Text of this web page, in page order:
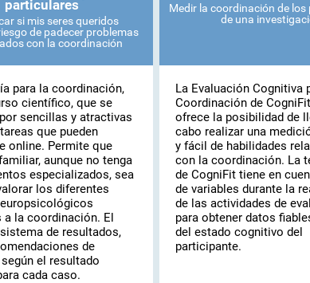
particulares
si mis seres queridos
de padecer problemas
con la coordinación
para la coordinación,
científico, que se
sencillas y atractivas
que pueden
online. Permite que
aunque no tenga
especializados, sea
los diferentes
a la coordinación. El
de resultados,
de
el resultado
cada caso.
Medir la coordinación de
de una
La Evaluación Cognitiva
Coordinación de
ofrece la posibilidad de
cabo realizar una
y fácil de habilidades
con la coordinación. La
de CogniFit tiene en
de variables durante la
de las actividades de
para obtener datos
del estado cognitivo del
participante.